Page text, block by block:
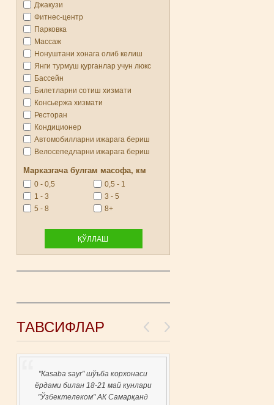
Джакузи
Фитнес-центр
Парковка
Массаж
Нонуштани хонага олиб келиш
Янги турмуш қурганлар учун люкс
Бассейн
Билетларни сотиш хизмати
Консьержа хизмати
Ресторан
Кондиционер
Автомобилларни ижарага бериш
Велосепедларни ижарага бериш
Марказгача булгам масофа, км
0 - 0,5
0,5 - 1
1 - 3
3 - 5
5 - 8
8+
ТАВСИФЛАР
"Каsaba sayr" шўъба корхонаси
ёрдами билан 18-21 май кунлари
"Ўзбектелеком" АК Самарқанд